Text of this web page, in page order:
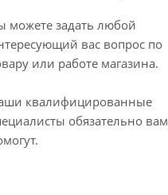
можете задать любой
вас вопрос по
или работе магазина.
квалифицированные
обязательно вам